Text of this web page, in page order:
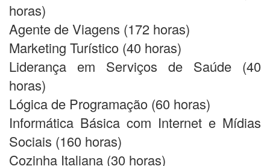
horas)
Agente de Viagens (172 horas)
Marketing Turístico (40 horas)
Liderança em Serviços de Saúde (40
horas)
Lógica de Programação (60 horas)
Informática Básica com Internet e Mídias
Sociais (160 horas)
Cozinha Italiana (30 horas)